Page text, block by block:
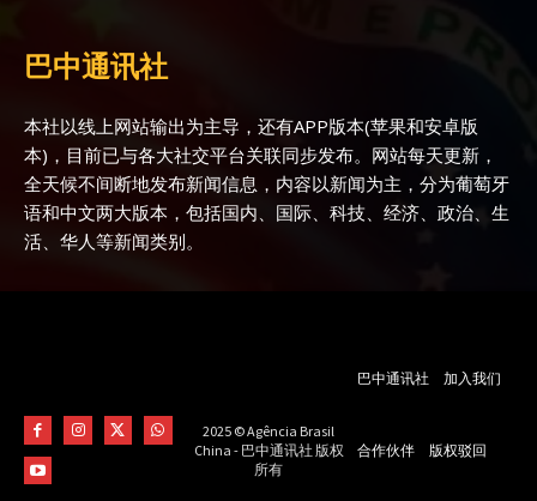
巴中通讯社
本社以线上网站输出为主导，还有APP版本(苹果和安卓版
本)，目前已与各大社交平台关联同步发布。网站每天更新，
全天候不间断地发布新闻信息，内容以新闻为主，分为葡萄牙
语和中文两大版本，包括国内、国际、科技、经济、政治、生
活、华人等新闻类别。
2025 © Agência Brasil
China - 巴中通讯社 版权
所有
巴中通讯社 加入我们
合作伙伴 版权驳回